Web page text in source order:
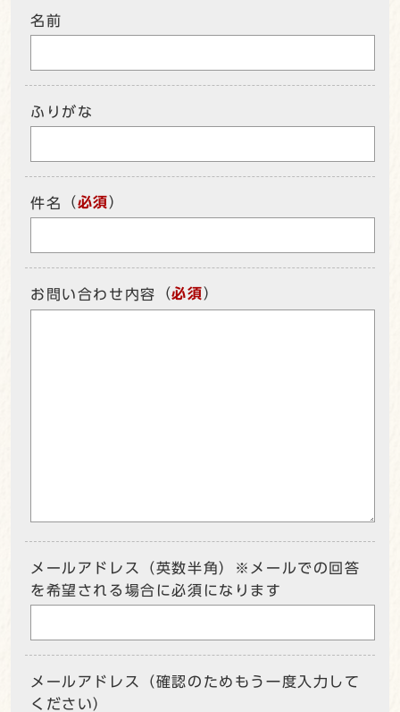
名前
ふりがな
件名 （必須）
お問い合わせ内容 （必須）
メールアドレス（英数半角）※メールでの回答
を希望される場合に必須になります
メールアドレス（確認のためもう一度入力して
ください）